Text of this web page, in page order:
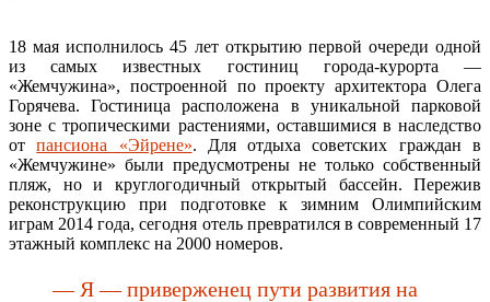
18 мая исполнилось 45 лет открытию первой очереди одной
из самых известных гостиниц города-курорта —
«Жемчужина», построенной по проекту архитектора Олега
Горячева. Гостиница расположена в уникальной парковой
зоне с тропическими растениями, оставшимися в наследство
отпансиона «Эйрене». Для отдыха советских граждан в
«Жемчужине» были предусмотрены не только собственный
пляж, но и круглогодичный открытый бассейн. Пережив
реконструкцию при подготовке к зимним Олимпийским
играм 2014 года, сегодня отель превратился в современный 17
этажный комплекс на 2000 номеров.
— Я — приверженец пути развития на